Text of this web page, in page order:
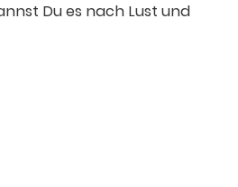
Du es nach Lust und